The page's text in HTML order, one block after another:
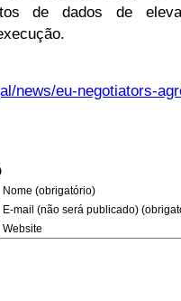
de dados de
news/eu-negotiators-
Nome (obrigatório)
E-mail (não será publicado)
Website